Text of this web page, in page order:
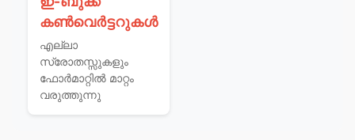
കൺവെർട്ടറുകൾ
എല്ലാ
സ്രോതസ്സുകളും
ഫോര്‍മാറ്റില്‍ മാറ്റം
വരുത്തുന്നു